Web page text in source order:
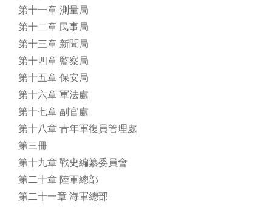
第十一章 測量局
第十二章 民事局
第十三章 新聞局
第十四章 監察局
第十五章 保安局
第十六章 軍法處
第十七章 副官處
第十八章 青年軍復員管理處
第三冊
第十九章 戰史編纂委員會
第二十章 陸軍總部
第二十一章 海軍總部